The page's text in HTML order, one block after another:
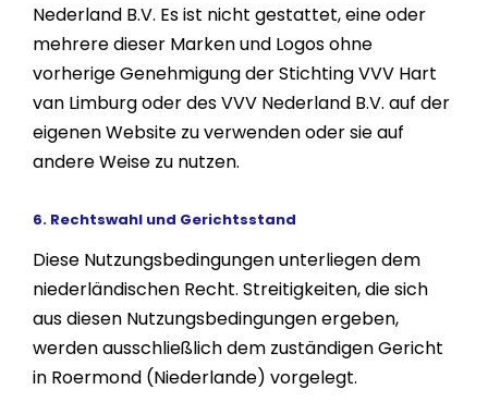
Nederland B.V. Es ist nicht gestattet, eine oder
mehrere dieser Marken und Logos ohne
vorherige Genehmigung der Stichting VVV Hart
van Limburg oder des VVV Nederland B.V. auf der
eigenen Website zu verwenden oder sie auf
andere Weise zu nutzen.
6. Rechtswahl und Gerichtsstand
Diese Nutzungsbedingungen unterliegen dem
niederländischen Recht. Streitigkeiten, die sich
aus diesen Nutzungsbedingungen ergeben,
werden ausschließlich dem zuständigen Gericht
in Roermond (Niederlande) vorgelegt.